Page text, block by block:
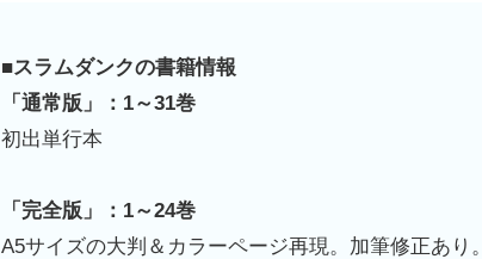
■スラムダンクの書籍情報
「通常版」：1～31巻
初出単行本
「完全版」：1～24巻
A5サイズの大判＆カラーページ再現。加筆修正あり。